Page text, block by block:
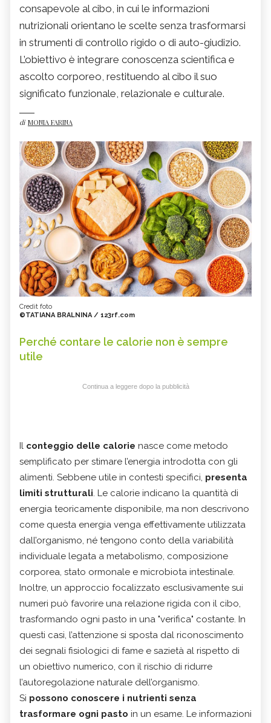
consapevole al cibo, in cui le informazioni
nutrizionali orientano le scelte senza trasformarsi
in strumenti di controllo rigido o di auto-giudizio.
L’obiettivo è integrare conoscenza scientifica e
ascolto corporeo, restituendo al cibo il suo
significato funzionale, relazionale e culturale.
di MONIA FARINA
Credit foto
©TATIANA BRALNINA / 123rf.com
Perché contare le calorie non è sempre
utile
Continua a leggere dopo la pubblicità
Il conteggio delle calorie nasce come metodo
semplificato per stimare l’energia introdotta con gli
alimenti. Sebbene utile in contesti specifici, presenta
limiti strutturali. Le calorie indicano la quantità di
energia teoricamente disponibile, ma non descrivono
come questa energia venga effettivamente utilizzata
dall’organismo, né tengono conto della variabilità
individuale legata a metabolismo, composizione
corporea, stato ormonale e microbiota intestinale.
Inoltre, un approccio focalizzato esclusivamente sui
numeri può favorire una relazione rigida con il cibo,
trasformando ogni pasto in una "verifica" costante. In
questi casi, l’attenzione si sposta dal riconoscimento
dei segnali fisiologici di fame e sazietà al rispetto di
un obiettivo numerico, con il rischio di ridurre
l’autoregolazione naturale dell’organismo.
Si possono conoscere i nutrienti senza
trasformare ogni pasto in un esame. Le informazioni